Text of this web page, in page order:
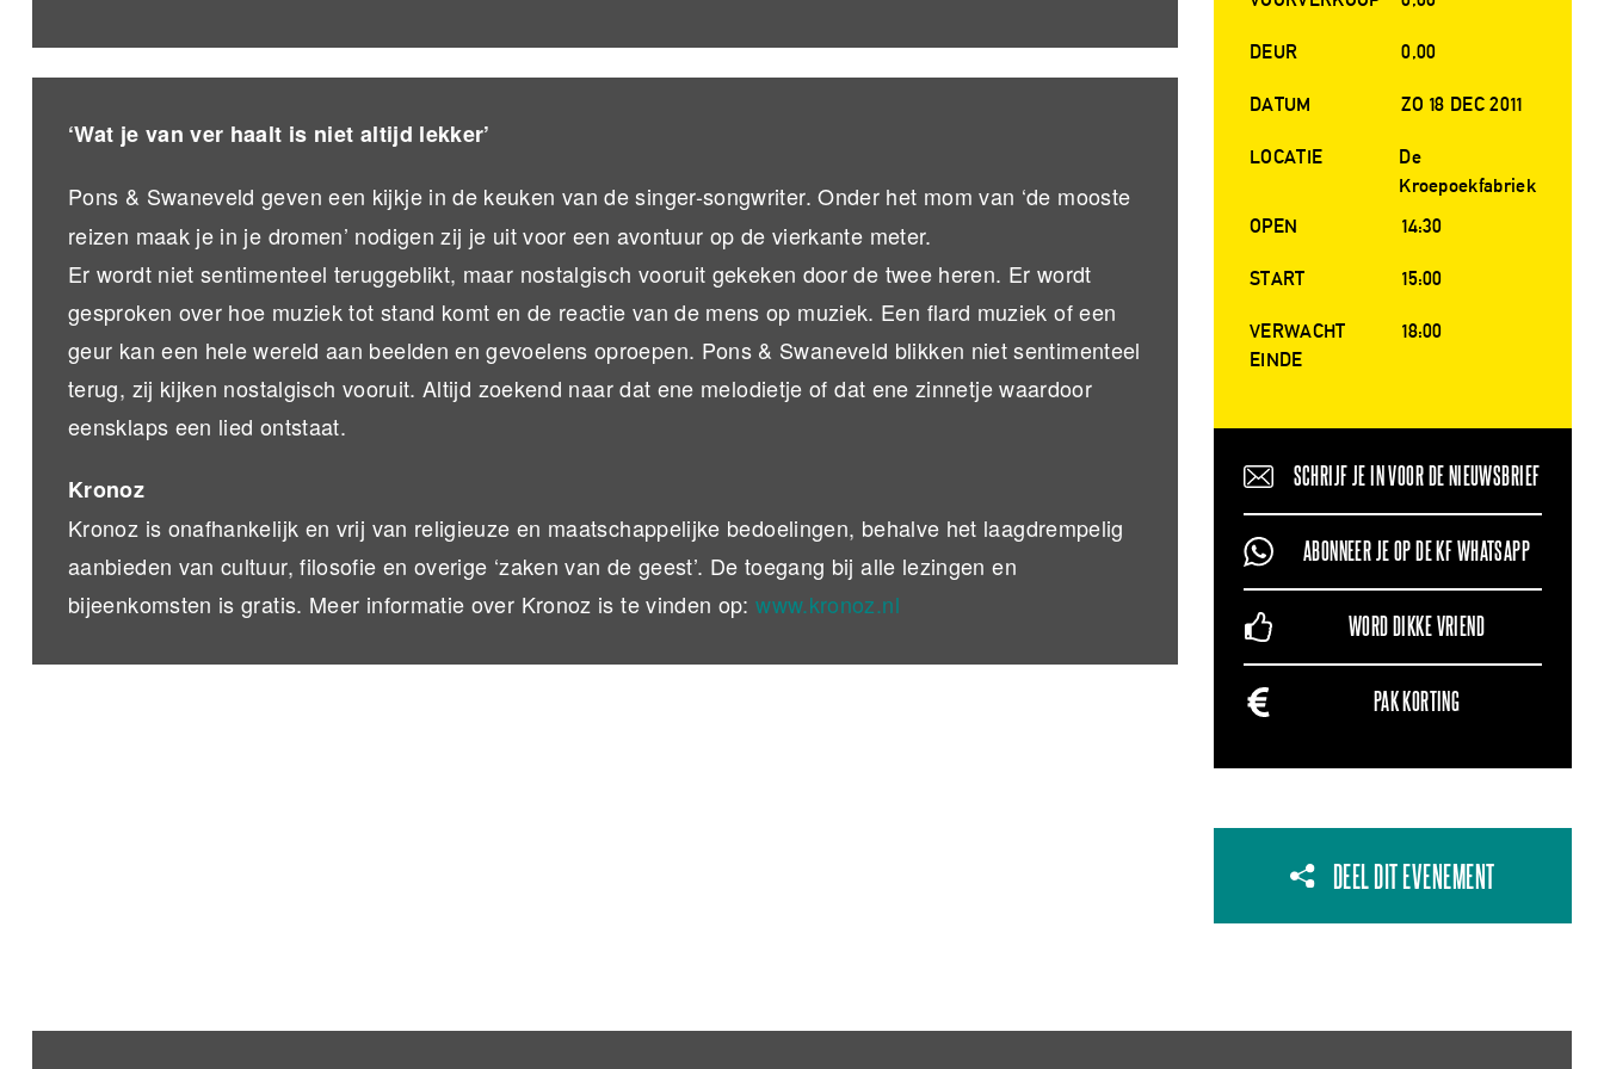
‘Wat je van ver haalt is niet altijd lekker’
Pons & Swaneveld geven een kijkje in de keuken van de singer-songwriter. Onder het mom van ‘de mooste
reizen maak je in je dromen’ nodigen zij je uit voor een avontuur op de vierkante meter.
Er wordt niet sentimenteel teruggeblikt, maar nostalgisch vooruit gekeken door de twee heren. Er wordt
gesproken over hoe muziek tot stand komt en de reactie van de mens op muziek. Een flard muziek of een
geur kan een hele wereld aan beelden en gevoelens oproepen. Pons & Swaneveld blikken niet sentimenteel
terug, zij kijken nostalgisch vooruit. Altijd zoekend naar dat ene melodietje of dat ene zinnetje waardoor
eensklaps een lied ontstaat.
Kronoz
Kronoz is onafhankelijk en vrij van religieuze en maatschappelijke bedoelingen, behalve het laagdrempelig
aanbieden van cultuur, filosofie en overige ‘zaken van de geest’. De toegang bij alle lezingen en
bijeenkomsten is gratis. Meer informatie over Kronoz is te vinden op:www.kronoz.nl
DEUR 0,00
DATUM ZO 18 DEC 2011
LOCATIE
De
Kroepoekfabriek
OPEN
14:30
START 15:00
VERWACHT
EINDE
18:00
SCHRIJF JE IN VOOR DE NIEUWSBRIEF
ABONNEER JE OP DE KF WHATSAPP
WORD DIKKE VRIEND
PAK KORTING
DEEL DIT EVENEMENT